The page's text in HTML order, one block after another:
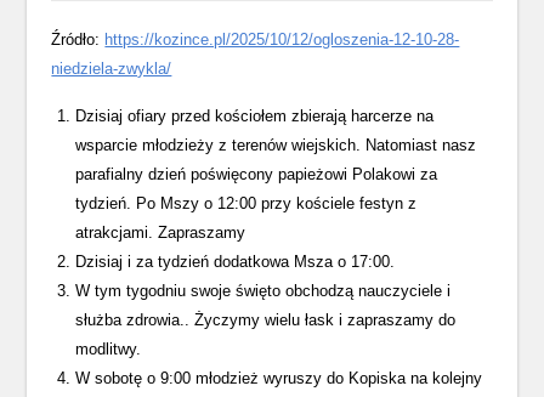
Źródło: https://kozince.pl/2025/10/12/ogloszenia-12-10-28-
niedziela-zwykla/
Dzisiaj ofiary przed kościołem zbierają harcerze na
wsparcie młodzieży z terenów wiejskich. Natomiast nasz
parafialny dzień poświęcony papieżowi Polakowi za
tydzień. Po Mszy o 12:00 przy kościele festyn z
atrakcjami. Zapraszamy
Dzisiaj i za tydzień dodatkowa Msza o 17:00.
W tym tygodniu swoje święto obchodzą nauczyciele i
służba zdrowia.. Życzymy wielu łask i zapraszamy do
modlitwy.
W sobotę o 9:00 młodzież wyruszy do Kopiska na kolejny